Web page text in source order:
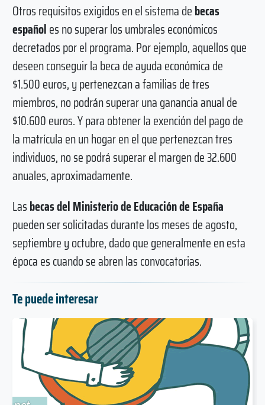
Otros requisitos exigidos en el sistema debecas
españoles no superar los umbrales económicos
decretados por el programa. Por ejemplo, aquellos que
deseen conseguir la beca de ayuda económica de
$1.500 euros, y pertenezcan a familias de tres
miembros, no podrán superar una ganancia anual de
$10.600 euros. Y para obtener la exención del pago de
la matrícula en un hogar en el que pertenezcan tres
individuos, no se podrá superar el margen de 32.600
anuales, aproximadamente.
Lasbecas del Ministerio de Educación de España
pueden ser solicitadas durante los meses de agosto,
septiembre y octubre, dado que generalmente en esta
época es cuando se abren las convocatorias.
Te puede interesar